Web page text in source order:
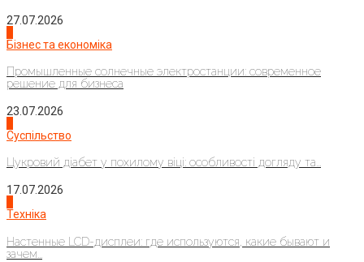
27.07.2026
Бізнес та економіка
Промышленные солнечные электростанции: современное
решение для бизнеса
23.07.2026
Суспільство
Цукровий діабет у похилому віці: особливості догляду та...
17.07.2026
Техніка
Настенные LCD-дисплеи: где используются, какие бывают и
зачем...